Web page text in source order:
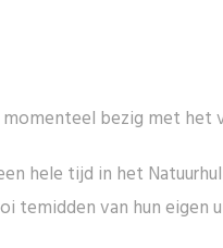
bezig met het
hele tijd in het
temidden van hun eigen